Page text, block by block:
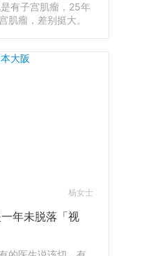
有子宫肌瘤，25年
肌瘤，差别挺大。
杨女士
年未脱落「视